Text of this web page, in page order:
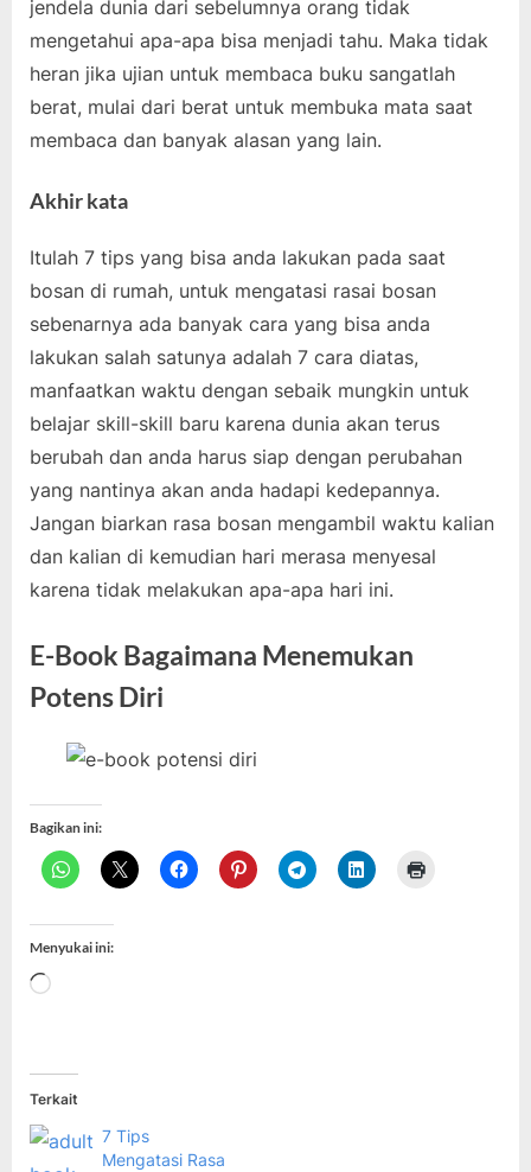
jendela dunia dari sebelumnya orang tidak
mengetahui apa-apa bisa menjadi tahu. Maka tidak
heran jika ujian untuk membaca buku sangatlah
berat, mulai dari berat untuk membuka mata saat
membaca dan banyak alasan yang lain.
Akhir kata
Itulah 7 tips yang bisa anda lakukan pada saat
bosan di rumah, untuk mengatasi rasai bosan
sebenarnya ada banyak cara yang bisa anda
lakukan salah satunya adalah 7 cara diatas,
manfaatkan waktu dengan sebaik mungkin untuk
belajar skill-skill baru karena dunia akan terus
berubah dan anda harus siap dengan perubahan
yang nantinya akan anda hadapi kedepannya.
Jangan biarkan rasa bosan mengambil waktu kalian
dan kalian di kemudian hari merasa menyesal
karena tidak melakukan apa-apa hari ini.
E-Book Bagaimana Menemukan
Potens Diri
Bagikan ini:
Menyukai ini:
Memuat...
Terkait
7 Tips
Mengatasi Rasa